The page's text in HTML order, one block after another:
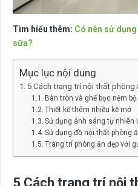
Tìm hiểu thêm: Có nên sử
sữa?
Mục lục nội dung
5 Cách trang trí nội thất phòng
Bàn tròn và ghế bọc nệm
Thiết kế thêm nhiều kệ mở
Sử dụng ánh sáng tự nhiên
Sử dụng đồ nội thất phòng
Trang trí phòng ăn đẹp với
5 Cách trang trí nội